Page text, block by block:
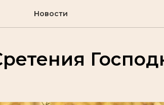
Новости